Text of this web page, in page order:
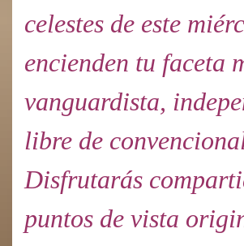
celestes de este
encienden tu faceta
vanguardista,
libre de
Disfrutarás
puntos de vista